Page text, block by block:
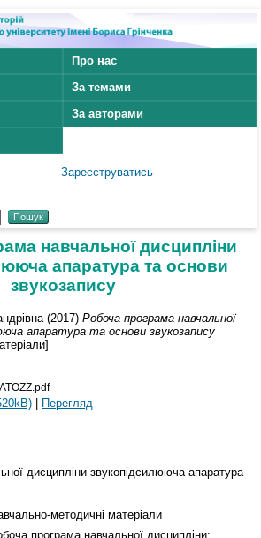
Про нас
За темами
За авторами
Зареєструватись
навчальної дисципліни
апаратура та основи
звукозапису
(2017) Робоча програма навчальної
апаратура та основи звукозапису
| Перегляд
дисципліни звукопідсилююча апаратура
методичні матеріали
програма навчальної дисципліни;